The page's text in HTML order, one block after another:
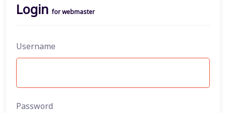
Loginfor webmaster
Username
Password